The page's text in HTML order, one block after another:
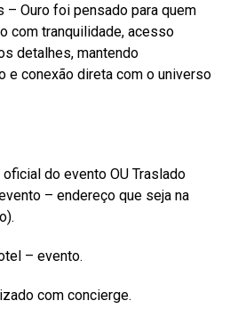
– Ouro foi pensado para quem
com tranquilidade, acesso
detalhes, mantendo
e conexão direta com o universo
do evento OU Traslado
– endereço que seja na
– evento.
com concierge.